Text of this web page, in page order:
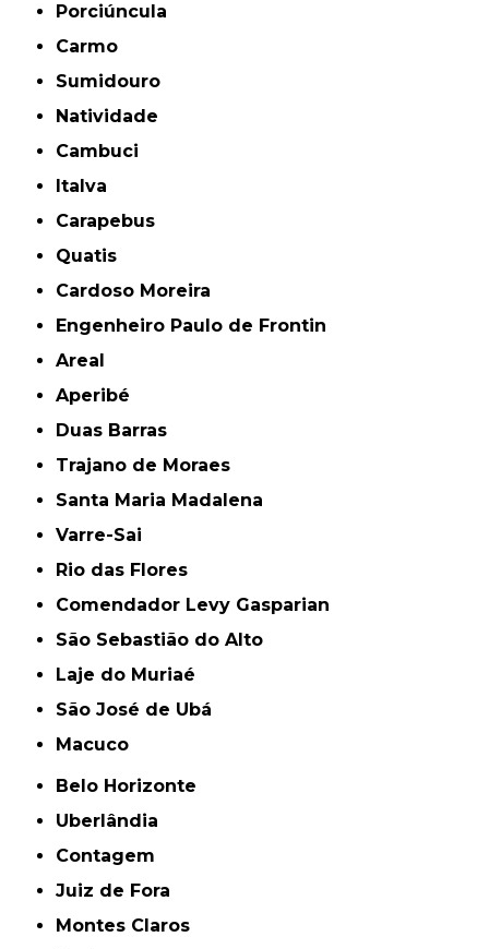
Porciúncula
Carmo
Sumidouro
Natividade
Cambuci
Italva
Carapebus
Quatis
Cardoso Moreira
Engenheiro Paulo de Frontin
Areal
Aperibé
Duas Barras
Trajano de Moraes
Santa Maria Madalena
Varre-Sai
Rio das Flores
Comendador Levy Gasparian
São Sebastião do Alto
Laje do Muriaé
São José de Ubá
Macuco
Belo Horizonte
Uberlândia
Contagem
Juiz de Fora
Montes Claros